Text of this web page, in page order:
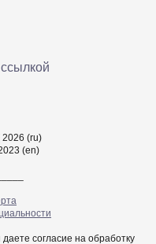
2026 (ru)
(en)
согласие на обработку